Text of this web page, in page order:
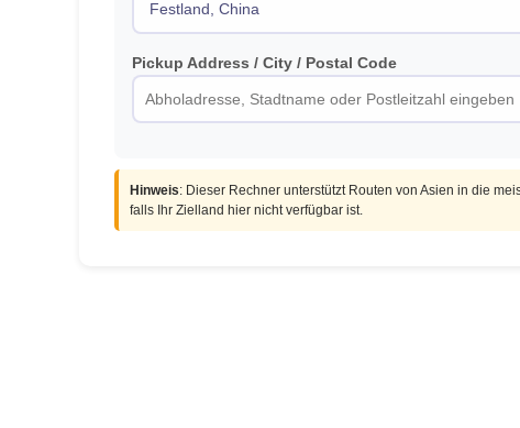
Pickup Address / City / Postal Code
Hinweis: Dieser Rechner unterstützt Routen von Asien in die
falls Ihr Zielland hier nicht verfügbar ist.